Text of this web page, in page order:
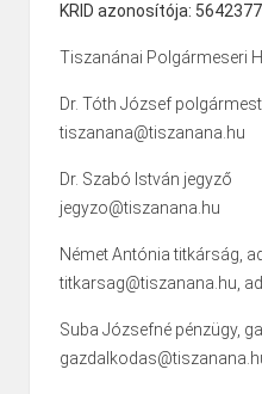
KRID azonosítója:
Tiszanánai Polgármeseri
Dr. Tóth József
tiszanana@tiszanana.hu
Dr. Szabó István jegyző
jegyzo@tiszanana.hu
Német Antónia titkárság,
titkarsag@tiszanana.hu,
Suba Józsefné pénzügy,